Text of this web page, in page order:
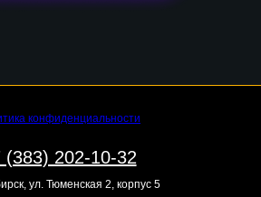
(383) 202-10-32
ул. Тюменская 2, корпус 5
конфиденциальности